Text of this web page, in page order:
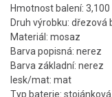
Hmotnost balení:
Druh výrobku: dřezová
Materiál: mosaz
Barva popisná: nerez
Barva základní: nerez
lesk/mat: mat
Typ baterie: stojánková